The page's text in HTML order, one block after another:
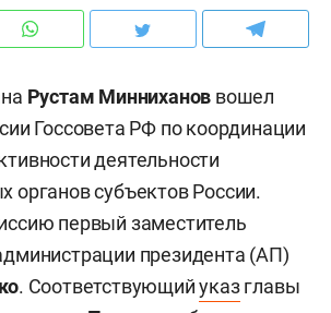
Рустам Минниханов вошел
Госсовета РФ по координации
деятельности
органов субъектов России.
первый заместитель
президента (АП)
. Соответствующийуказглавы